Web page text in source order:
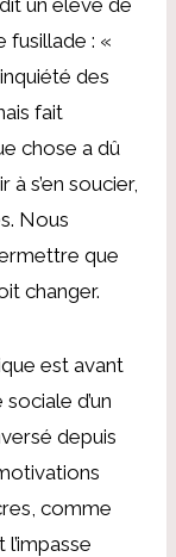
fusillade : «
des
fait
chose a dû
s’en soucier,
Nous
que
changer.
est avant
d’un
depuis
comme